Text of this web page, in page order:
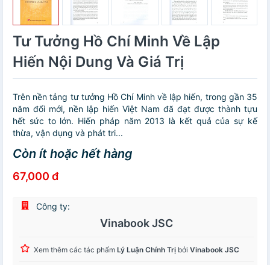
Tư Tưởng Hồ Chí Minh Về Lập
Hiến Nội Dung Và Giá Trị
Trên nền tảng tư tưởng Hồ Chí Minh về lập hiến, trong gần 35
năm đổi mới, nền lập hiến Việt Nam đã đạt được thành tựu
hết sức to lớn. Hiến pháp năm 2013 là kết quả của sự kế
thừa, vận dụng và phát tri...
Còn ít hoặc hết hàng
67,000 đ
Công ty:
Vinabook JSC
Xem thêm các tác phẩm Lý Luận Chính Trị bởi Vinabook JSC